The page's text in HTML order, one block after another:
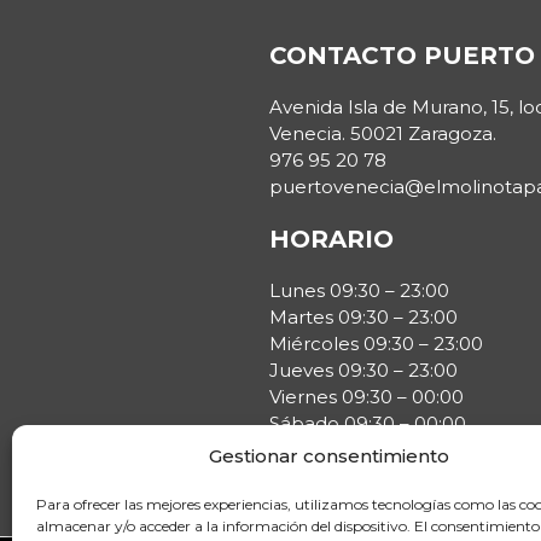
Gestionar consentimiento
Para ofrecer las mejores experiencias, utilizamos tecnologías como las
almacenar y/o acceder a la información del dispositivo. El consentimiento
CONTACTO
Avenida Isla de Murano, 15,
Venecia. 50021 Zaragoza.
976 95 20 78
HORARIO
Lunes 09:30 – 23:00
Martes 09:30 – 23:00
Miércoles 09:30 – 23:00
Jueves 09:30 – 23:00
Viernes 09:30 – 00:00
Sábado 09:30 – 00:00
Domingo 10:00 – 23:00